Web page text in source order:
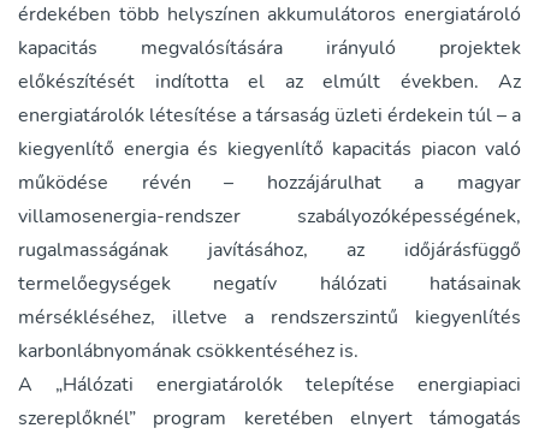
érdekében több helyszínen akkumulátoros energiatároló
kapacitás megvalósítására irányuló projektek
előkészítését indította el az elmúlt években. Az
energiatárolók létesítése a társaság üzleti érdekein túl – a
kiegyenlítő energia és kiegyenlítő kapacitás piacon való
működése révén – hozzájárulhat a magyar
villamosenergia-rendszer szabályozóképességének,
rugalmasságának javításához, az időjárásfüggő
termelőegységek negatív hálózati hatásainak
mérsékléséhez, illetve a rendszerszintű kiegyenlítés
karbonlábnyomának csökkentéséhez is.
A „Hálózati energiatárolók telepítése energiapiaci
szereplőknél” program keretében elnyert támogatás